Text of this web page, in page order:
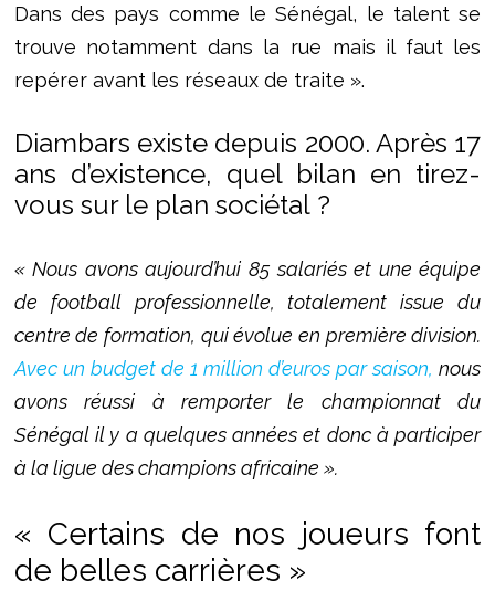
Dans des pays comme le Sénégal, le talent se
trouve notamment dans la rue mais il faut les
repérer avant les réseaux de traite ».
Diambars existe depuis 2000. Après 17
ans d’existence, quel bilan en tirez-
vous sur le plan sociétal ?
« Nous avons aujourd’hui 85 salariés et une équipe
de football professionnelle, totalement issue du
centre de formation, qui évolue en première division.
Avec un budget de 1 million d’euros par saison, nous
avons réussi à remporter le championnat du
Sénégal il y a quelques années et donc à participer
à la ligue des champions africaine ».
« Certains de nos joueurs font
de belles carrières »